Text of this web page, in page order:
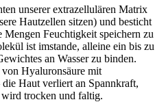
unserer extrazellulären Matrix
Hautzellen sitzen) und besticht
Feuchtigkeit speichern zu
ist imstande, alleine ein bis zu
an Wasser zu binden.
Hyaluronsäure mit
Haut verliert an Spannkraft,
trocken und faltig.